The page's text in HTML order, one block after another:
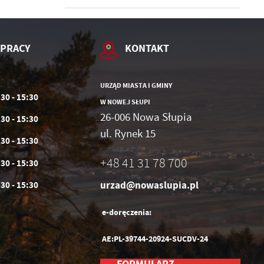
- 15:30
- 15:30
- 15:30
- 15:30
- 15:30
KONTAKT
URZĄD MIASTA I GMINY
W NOWEJ SŁUPI
26-006 Nowa Słupia
ul. Rynek 15
+48 41 31 78 700
urzad@nowaslupia.pl
e-doręczenia:
AE:PL-39744-20924-SUCDV-24